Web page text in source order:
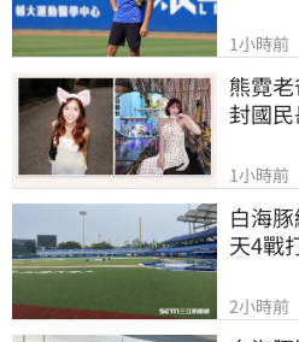
1小時前
熊霓
封國
1小時前
白海
天4戰
2小時前